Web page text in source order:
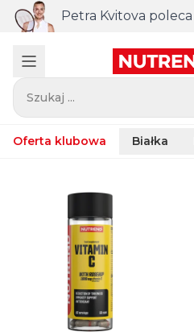
Petra Kvitova poleca
Szukaj ...
Oferta klubowa Białka